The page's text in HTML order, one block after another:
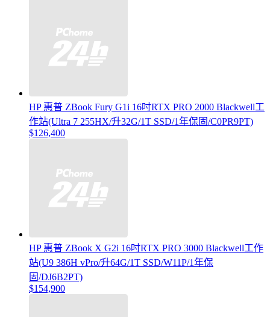
HP 惠普 ZBook Fury G1i 16吋RTX PRO 2000 Blackwell工
作站(Ultra 7 255HX/升32G/1T SSD/1年保固/C0PR9PT)
$126,400
HP 惠普 ZBook X G2i 16吋RTX PRO 3000 Blackwell工作
站(U9 386H vPro/升64G/1T SSD/W11P/1年保
固/DJ6B2PT)
$154,900